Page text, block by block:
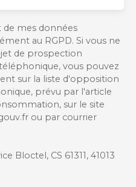
mes données
au RGPD. Si vous ne
de prospection
vous pouvez
sur la liste d'opposition
prévu par l'article
sur le site
ou par courrier
Bloctel, CS 61311, 41013